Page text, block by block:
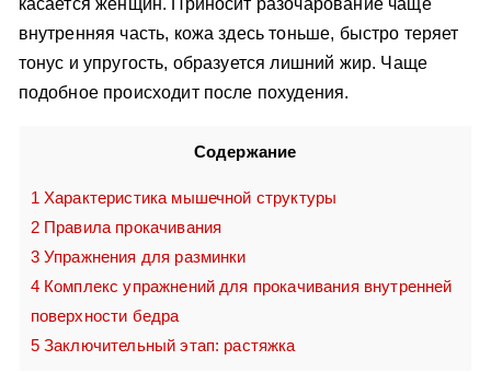
внутренняя часть, кожа здесь тоньше, быстро теряет
тонус и упругость, образуется лишний жир. Чаще
подобное происходит после похудения.
Содержание
1 Характеристика мышечной структуры
2Правила прокачивания
3Упражнения для разминки
4Комплекс упражнений для прокачивания внутренней
поверхности бедра
5Заключительный этап: растяжка